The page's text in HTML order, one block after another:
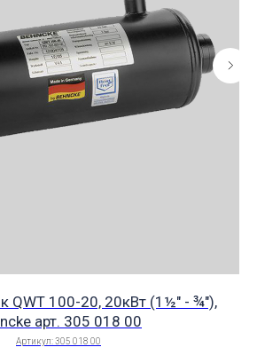
QWT 100-20, 20кВт (1½" - ¾"),
арт. 305 018 00
Артикул:305 018 00